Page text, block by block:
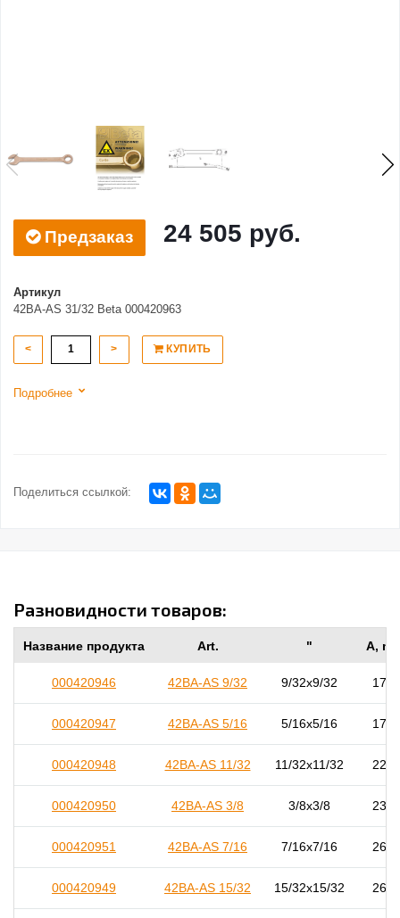
Предзаказ 24 505 руб.
Артикул
42BA-AS 31/32 Beta 000420963
< > КУПИТЬ
Подробнее
Поделиться ссылкой:
Разновидности товаров:
Название продукта Art. " A,
000420946 42BA-AS 9/32 9/32x9/32 17,0
000420947 42BA-AS 5/16 5/16x5/16 17,0
000420948 42BA-AS 11/32 11/32x11/32 22,0
000420950 42BA-AS 3/8 3/8x3/8 23,0
000420951 42BA-AS 7/16 7/16x7/16 26,5
000420949 42BA-AS 15/32 15/32x15/32 26,0